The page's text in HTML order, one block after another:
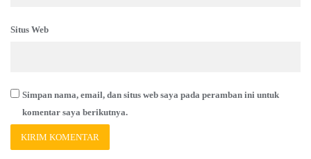
Situs Web
Simpan nama, email, dan situs web saya pada peramban ini untuk
komentar saya berikutnya.